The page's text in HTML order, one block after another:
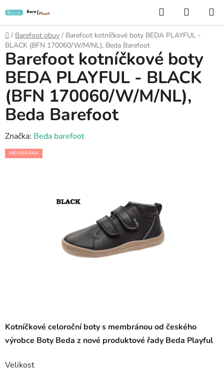
na
obsah
Hledat
KOŠÍK
Domů
/ Barefoot obuv / Barefoot kotníčkové boty BEDA PLAYFUL -
BLACK (BFN 170060/W/M/NL), Beda Barefoot
Kotníčkové celoroční boty s membránou od českého
výrobce Boty Beda z nové produktové řady Beda Playful
Velikost
Barefoot kotníčkové boty
BEDA PLAYFUL - BLACK
(BFN 170060/W/M/NL),
Beda Barefoot
Značka: Beda barefoot
MEMBRÁNA